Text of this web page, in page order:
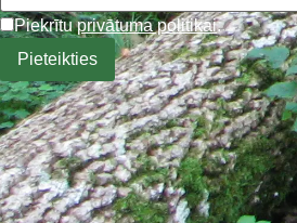
Piekrītuprivātuma politikai.